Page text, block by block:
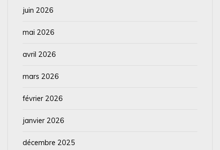
juin 2026
mai 2026
avril 2026
mars 2026
février 2026
janvier 2026
décembre 2025